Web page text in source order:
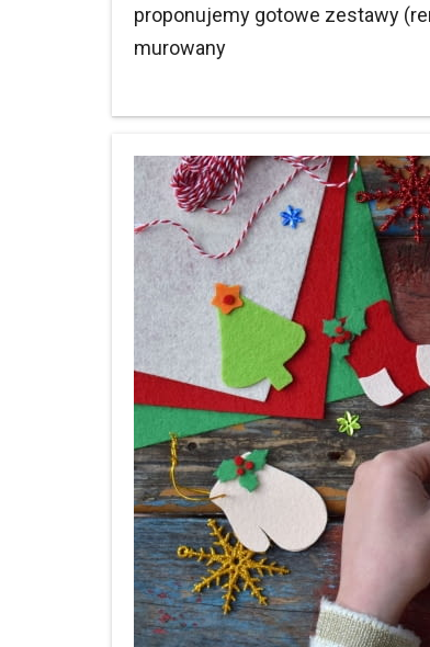
proponujemy gotowe zestawy
murowany